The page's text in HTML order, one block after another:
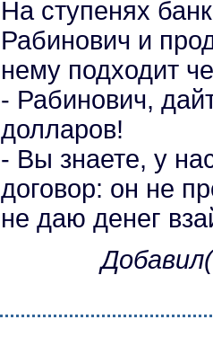
На ступенях
Рабинович и
нему подходит
- Рабинович,
долларов!
- Вы знаете, у
договор: он не
не даю денег